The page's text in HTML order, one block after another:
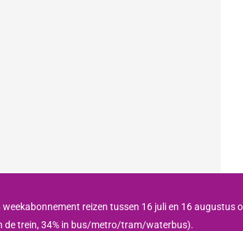
weekabonnement reizen tussen 16 juli en 16 augustus
de trein, 34% in bus/metro/tram/waterbus).